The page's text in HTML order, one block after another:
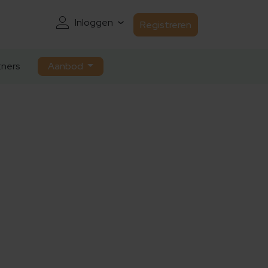
Inloggen Registreren
Aanbod